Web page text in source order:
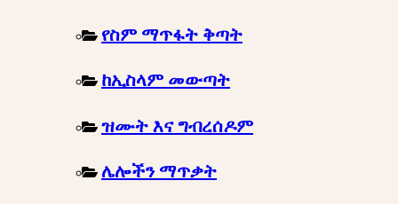
የስም ማጥፋት ቅጣት
ከኢስላም መውጣት
ዝሙት እና ግብረሰዶም
ሌሎችን ማጥቃት